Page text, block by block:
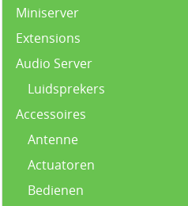
Miniserver
Extensions
Audio Server
Luidsprekers
Accessoires
Antenne
Actuatoren
Bedienen